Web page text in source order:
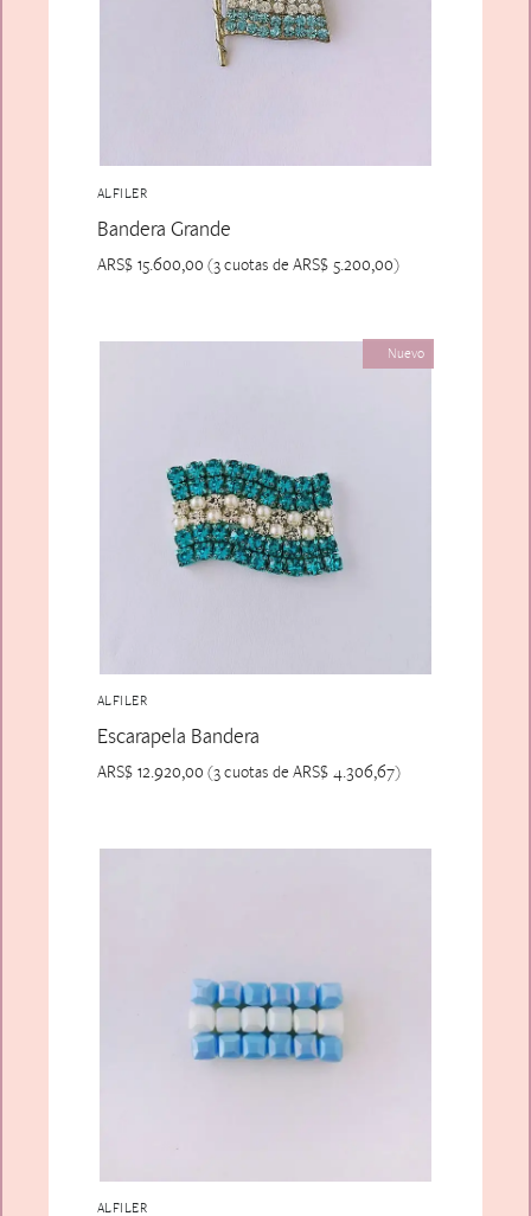
ALFILER
Bandera Grande
ARS$15.600,00 (3 cuotas de ARS$5.200,00)
ALFILER
Nuevo
Escarapela Bandera
ARS$12.920,00 (3 cuotas de ARS$4.306,67)
ALFILER